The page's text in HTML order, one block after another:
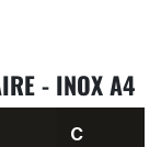
- INOX A4
C